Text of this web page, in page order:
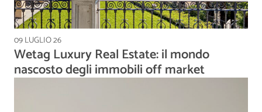
09 LUGLIO 26
Wetag Luxury Real Estate: il mondo
nascosto degli immobili off market